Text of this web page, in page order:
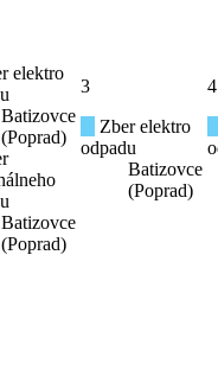
elektro
Batizovce
(Poprad)
Batizovce
(Poprad)
3
Zber elektro
odpadu
Batizovce
(Poprad)
4